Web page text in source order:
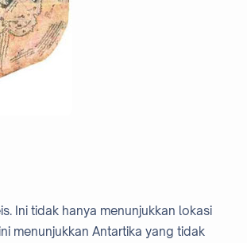
Ini tidak hanya menunjukkan lokasi
menunjukkan Antartika yang tidak